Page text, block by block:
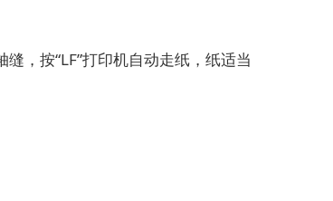
，按“LF”打印机自动走纸，纸适当